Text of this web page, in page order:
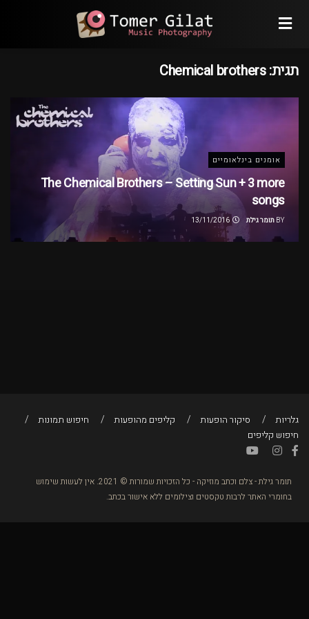
תגית:Chemical brothers
אומנים בינלאומיים
The Chemical Brothers – Setting Sun + 3 more
songs
BY תומר גילת
גלריות סיקור הופעות קליפים מהופעות
חיפוש תמונות
חיפוש קליפים
תומר גילת - צלם וכתב מוזיקה - כל הזכויות שמורות © 2021. אין לעשות שימוש
בחומרי האתר לרבות טקסטים וצילומים ללא אישור בכתב.